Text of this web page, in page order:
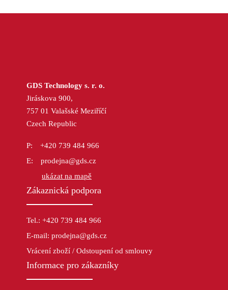
GDS Technology s. r. o.
Jiráskova 900,
757 01 Valašské Meziříčí
Czech Republic
+420 739 484 966
prodejna@gds.cz
ukázat na mapě
Zákaznická podpora
Tel.: +420 739 484 966
E-mail: prodejna@gds.cz
Vrácení zboží / Odstoupení od smlouvy
Informace pro zákazníky